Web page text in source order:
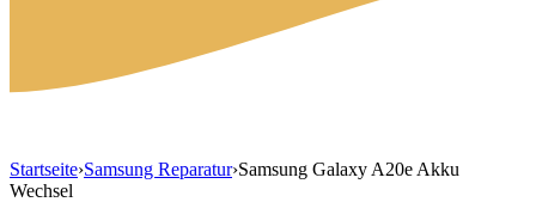
Startseite›Samsung Reparatur›Samsung Galaxy A20e Akku
Wechsel